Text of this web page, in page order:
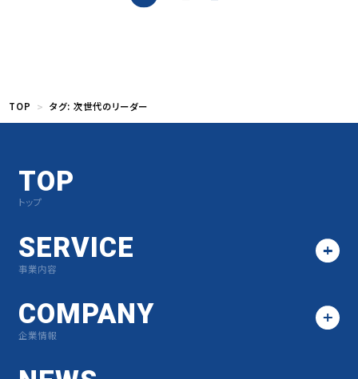
TOP タグ:次世代のリーダー
TOP
トップ
SERVICE
事業内容
COMPANY
企業情報